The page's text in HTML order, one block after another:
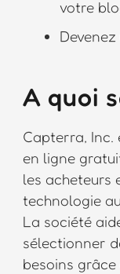
votre
A quoi
Capterra, Inc.
en ligne
les acheteurs
technologie
La société
sélectionner
besoins grâce